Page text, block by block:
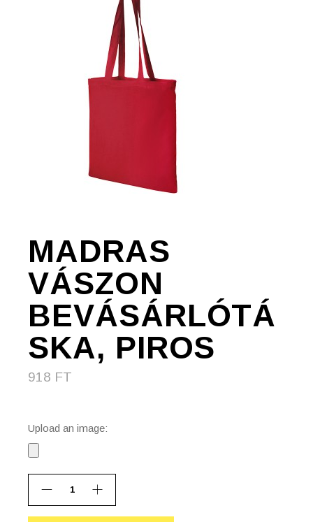
MADRAS
VÁSZON
BEVÁSÁRLÓTÁ
SKA, PIROS
918 FT
Upload an image:
Madras vászon bevásárlótáska, piros quantity